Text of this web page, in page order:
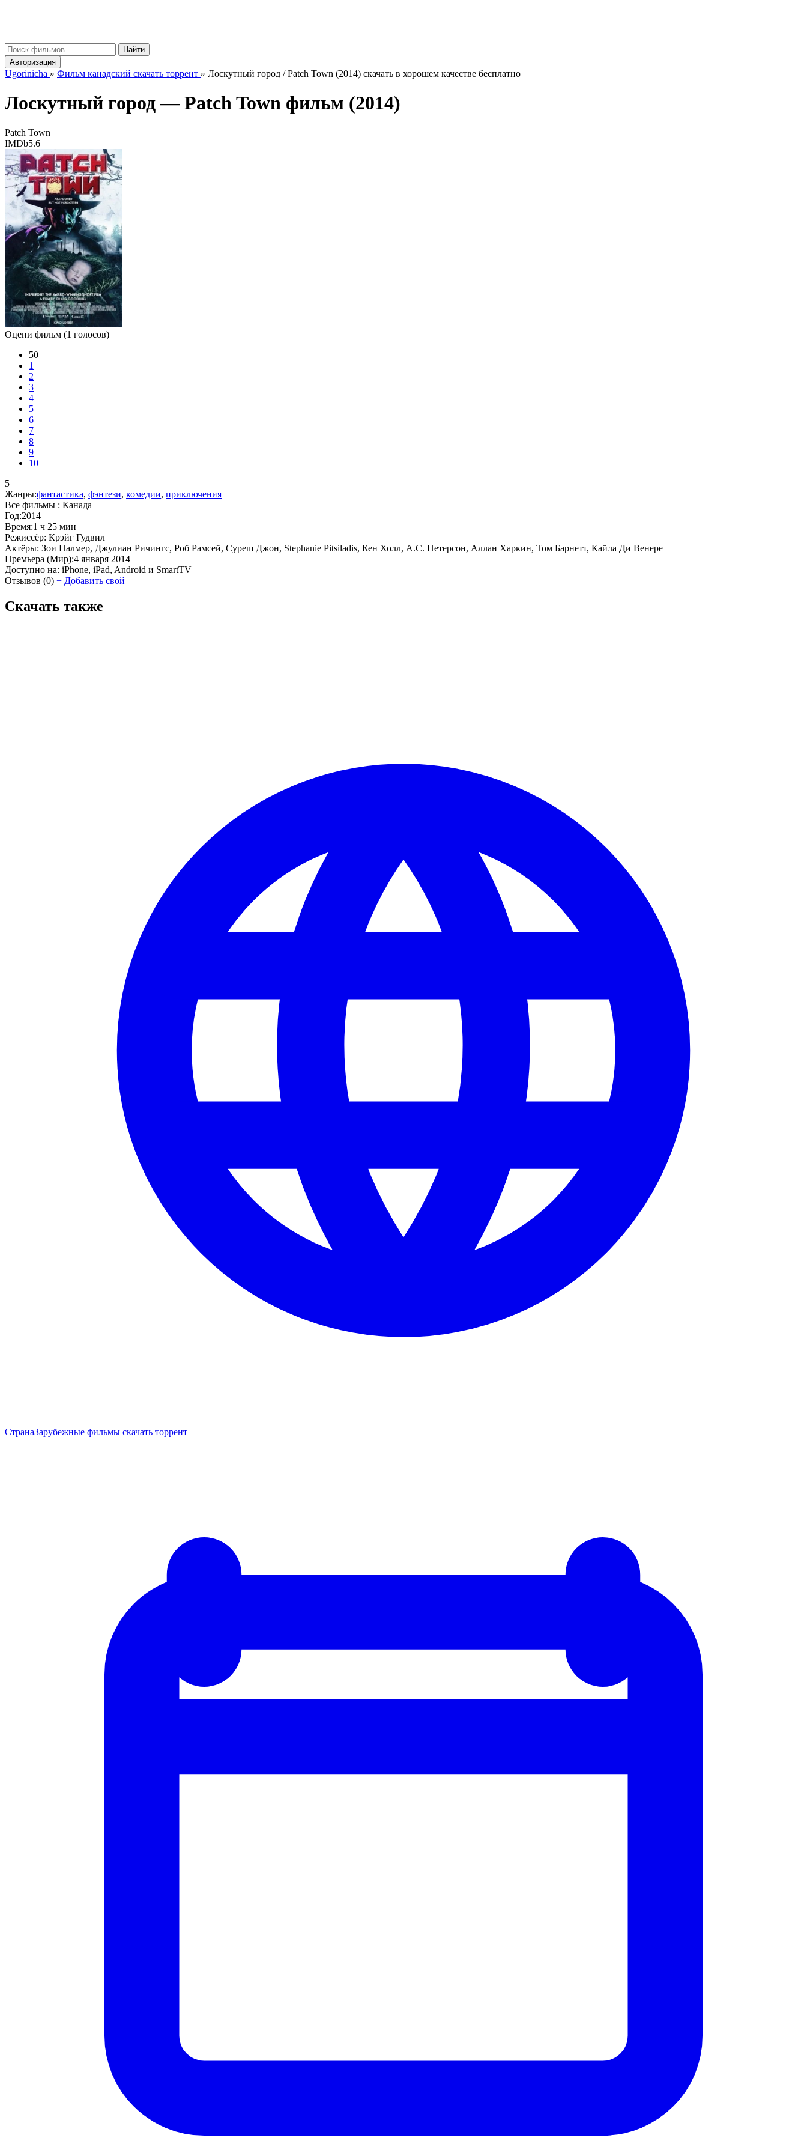
Найти
Авторизация
Ugorinicha » Фильм канадский скачать торрент » Лоскутный город / Patch Town (2014) скачать в хорошем качестве бесплатно
Лоскутный город —Patch Town фильм (2014)
Patch Town
IMDb5.6
Оцени фильм (1 голосов)
50
1
2
3
4
5
6
7
8
9
10
5
Жанры:фантастика, фэнтези, комедии, приключения
Все фильмы : Канада
Год:2014
Время:1 ч 25 мин
Режиссёр: Крэйг Гудвил
Актёры: Зои Палмер, Джулиан Ричингс, Роб Рамсей, Суреш Джон, Stephanie Pitsiladis, Кен Холл, А.С. Петерсон, Аллан Харкин, Том Барнетт, Кайла Ди Венере
Премьера (Мир):4 января 2014
Доступно на: iPhone, iPad, Android и SmartTV
Отзывов (0) + Добавить свой
Скачать также
СтранаЗарубежные фильмы скачать торрент